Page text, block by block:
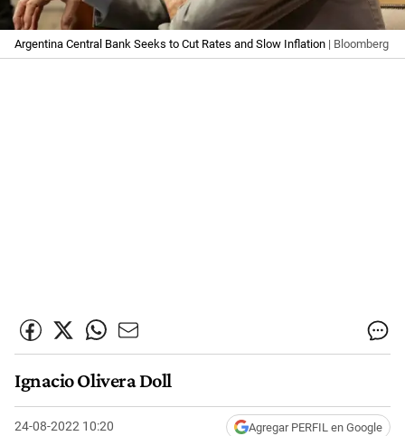
Argentina Central Bank Seeks to Cut Rates and Slow Inflation | Bloomberg
Ignacio Olivera Doll
24-08-2022 10:20 Agregar PERFIL en Google